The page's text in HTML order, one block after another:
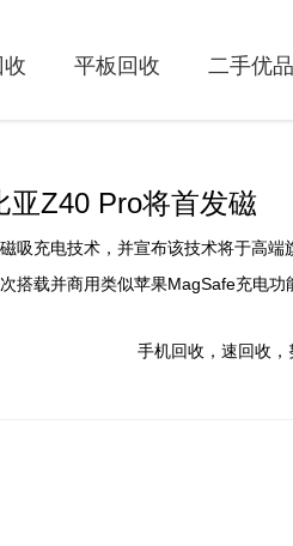
平板回收 二手优品
亚Z40 Pro将首发磁
吸充电技术，并宣布该技术将于高端
搭载并商用类似苹果MagSafe充电功
手机回收，速回收